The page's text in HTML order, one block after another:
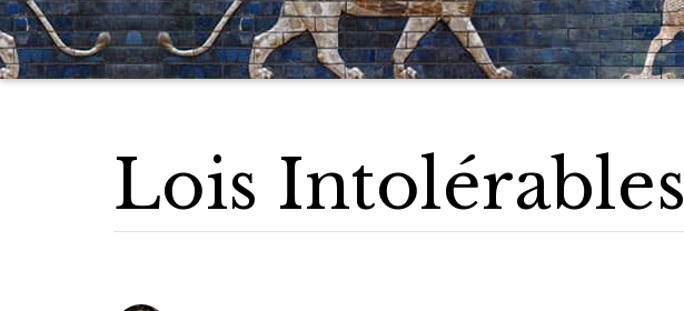
Lois Intolérables